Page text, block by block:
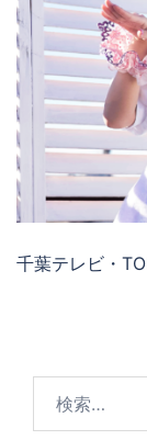
千葉テレビ・